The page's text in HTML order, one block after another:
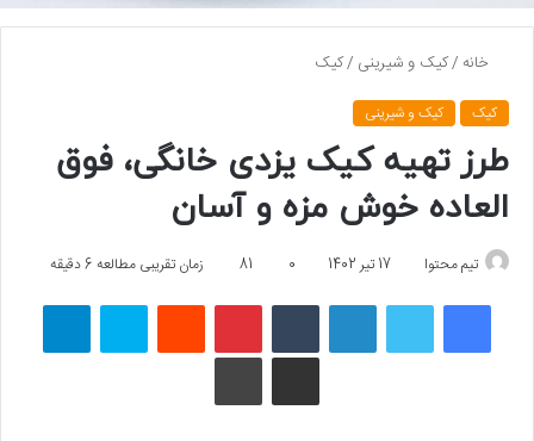
خانه /کیک و شیرینی /کیک
کیک کیک و شیرینی
طرز تهیه کیک یزدی خانگی، فوق
العاده خوش مزه و آسان
تیم محتوا 17 تیر 1402 0
81 زمان تقریبی مطالعه 6 دقیقه
فیسبوک لینکداین پینتریست اسکایپ
چاپ